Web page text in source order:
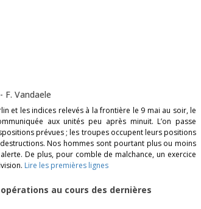
- F. Vandaele
et les indices relevés à la frontière le 9 mai au soir, le
aux unités peu après minuit. L’on passe
prévues ; les troupes occupent leurs positions
Nos hommes sont pourtant plus ou moins
De plus, pour comble de malchance, un exercice
Lire les premières lignes
au cours des dernières